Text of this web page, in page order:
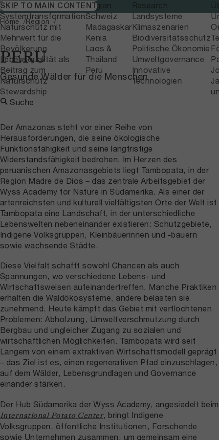
SKIP TO MAIN CONTENT
Themen
Systemtransformation
Naturschutz mit
Mehrwert für die
Bevölkerung
Lebensqualität als
Beitrag zum
Naturschutz
Stewardship
Region
Schweiz
Madagaskar
Kenia
Laos &
Thailand
Peru
Research
Landsysteme
Klimaszenarien
Biodiversitätsschutz
Politische Ökonomie
Umweltgovernance
Innovative
Technologien
Suche
Home
Region
Home
Region
PERU
Gesunde Wälder für die Menschen
Der Amazonas steht vor einer Reihe von
Herausforderungen, die seine ökologische
Funktionsfähigkeit und seine langfristige
Widerstandsfähigkeit bedrohen. Im Herzen des
peruanischen Amazonasgebiets liegt Tambopata, in der
Region Madre de Dios – das zentrale Arbeitsgebiet der
Wyss Academy for Nature in Südamerika. Als einer der
artenreichsten und kulturell vielfältigsten Orte der Welt ist
Tambopata eine Landschaft, in der unterschiedliche
Lebenswelten nebeneinander existieren: Schutzgebiete,
Indigene Volksgruppen, Kleinbäuerinnen und -bauern
sowie wachsende Städte.
Diese Vielfalt schafft sowohl Chancen als auch
Spannungen, wo verschiedene Lebens- und
Wirtschaftsweisen aufeinandertreffen. Manche Praktiken
erhalten die Waldökosysteme, andere belasten sie
zunehmend. Heute kämpft das Gebiet mit verflochtenen
Problemen: Abholzung, Umweltverschmutzung durch
Bergbau und ungleicher Zugang zu sozialen und
wirtschaftlichen Möglichkeiten. Tambopata wird seit
Langem von einem extraktiven Wirtschaftsmodell geprägt
– das Ziel ist es, einen regenerativen Pfad einzuschlagen,
auf dem Wälder, Lebensgrundlagen und Governance
einander stärken.
Der Hub Südamerika der Wyss Academy, angesiedelt beim
International Potato Center, bringt Indigene
Volksgruppen, öffentliche Institutionen, Forschende
sowie Unternehmen zusammen, um gemeinsam eine